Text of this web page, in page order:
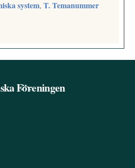
system,T. Temanummer
Back
Föreningen